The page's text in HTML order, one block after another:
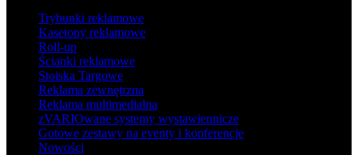
Trybunki reklamowe
Kasetony reklamowe
Roll-up
Ścianki reklamowe
Stoiska Targowe
Reklama zewnętrzna
Reklama multimedialna
zVARIOwane systemy wystawiennicze
Gotowe zestawy na eventy i konferencje
Nowości